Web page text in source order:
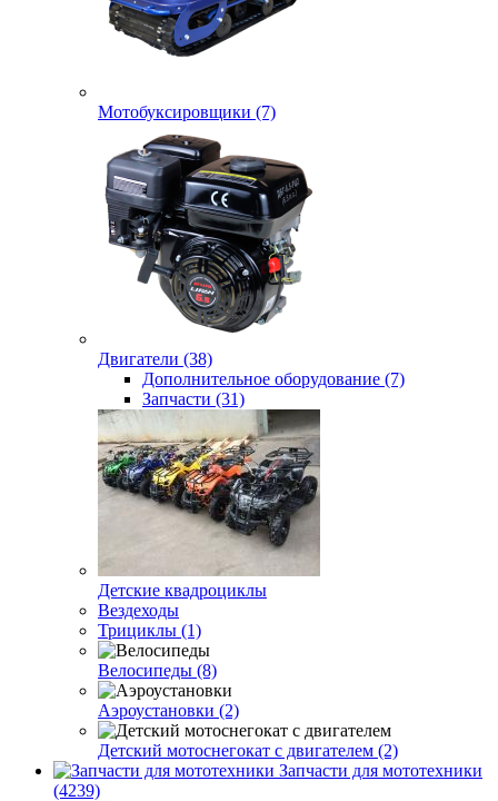
Мотобуксировщики (7)
Двигатели (38)
Дополнительное оборудование (7)
Запчасти (31)
Детские квадроциклы
Вездеходы
Трициклы (1)
Велосипеды (8)
Аэроустановки (2)
Детский мотоснегокат с двигателем (2)
Запчасти для мототехники
(4239)